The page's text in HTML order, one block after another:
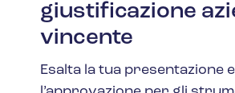
giustificazione
vincente
Esalta la tua presentazione